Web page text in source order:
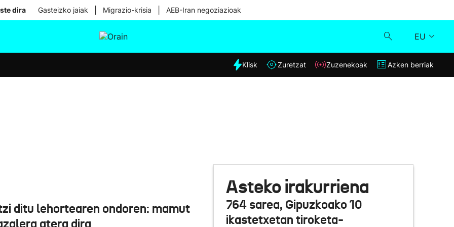
dira Gasteizko jaiak Migrazio-krisia AEB-Iran negoziazioak
EU
Eguraldia
Klisk
Azken berriak
Klisk Zuretzat Zuzenekoak Azken berriak
ditu lehortearen ondoren: mamut
atera dira
Asteko irakurriena
764 sarea, Gipuzkoako 10
ikastetxetan tiroketa-